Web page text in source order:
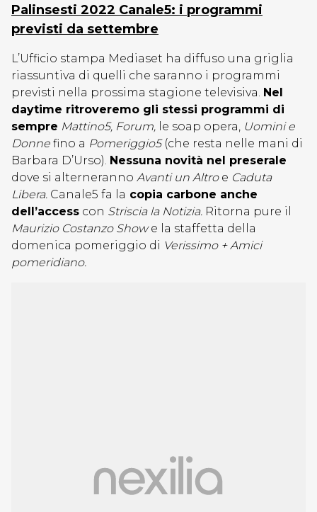
Palinsesti 2022 Canale5: i programmi
previsti da settembre
L’Ufficio stampa Mediaset ha diffuso una griglia
riassuntiva di quelli che saranno i programmi
previsti nella prossima stagione televisiva. Nel
daytime ritroveremo gli stessi programmi di
sempre Mattino5, Forum, le soap opera, Uomini e
Donne fino a Pomeriggio5(che resta nelle mani di
Barbara D’Urso). Nessuna novità nel preserale
dove si alterneranno Avanti un Altroe Caduta
Libera. Canale5 fa la copia carbone anche
dell’access con Striscia la Notizia. Ritorna pure il
Maurizio Costanzo Showe la staffetta della
domenica pomeriggio di Verissimo + Amici
pomeridiano.